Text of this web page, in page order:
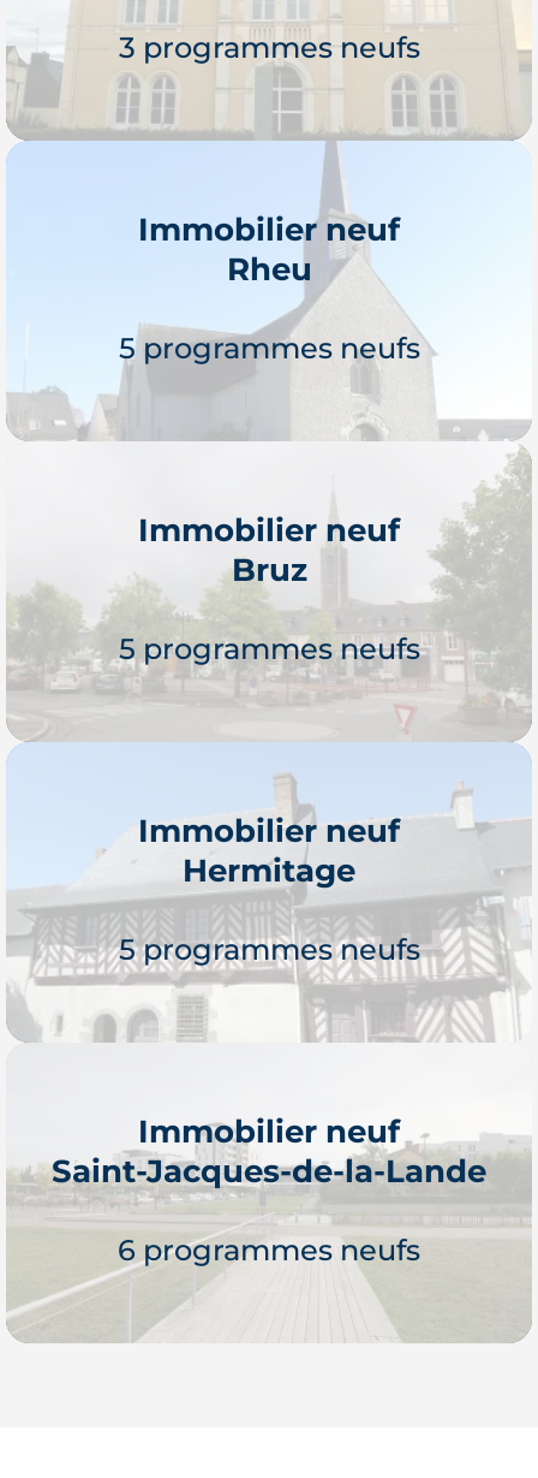
locataires. Bréal-sous-Monfort peut aussi
bien se prêter à un achat en résidence
principale qu'à uninvestissement locatif
3 programmes neufs
Je découvre
Immobilier neuf
Rheu
5 programmes neufs
Je découvre
Immobilier neuf
Bruz
5 programmes neufs
Je découvre
Immobilier neuf
Hermitage
5 programmes neufs
Je découvre
Immobilier neuf
Saint-Jacques-de-la-Lande
6 programmes neufs